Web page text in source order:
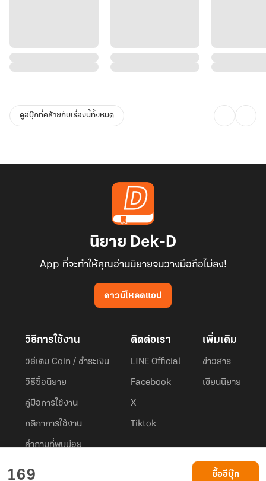
169 ซื้ออีบุ๊ก
ดูอีบุ๊กที่คล้ายกับเรื่องนี้ทั้งหมด
นิยาย Dek-D
App ที่จะทำให้คุณอ่านนิยายจนวางมือถือไม่ลง!
ดาวน์โหลดแอป
วิธีการใช้งาน
วิธีเติม Coin / ชำระเงิน
วิธีซื้อนิยาย
คู่มือการใช้งาน
กติกาการใช้งาน
คำถามที่พบบ่อย
ติดต่อเรา
LINE Official
Facebook
X
Tiktok
เพิ่มเติม
ข่าวสาร
เขียนนิยาย
Dek-D.com ใช้คุกกี้เพื่อพัฒนาประสบการณ์ของ ผู้ใช้ให้ดียิ่งขึ้น
ยอมรับ